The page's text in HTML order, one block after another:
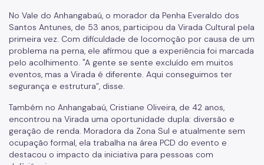
No Vale do Anhangabaú, o morador da Penha Everaldo dos
Santos Antunes, de 53 anos, participou da Virada Cultural pela
primeira vez. Com dificuldade de locomoção por causa de um
problema na perna, ele afirmou que a experiência foi marcada
pelo acolhimento. "A gente se sente excluído em muitos
eventos, mas a Virada é diferente. Aqui conseguimos ter
segurança e estrutura”, disse.
Também no Anhangabaú, Cristiane Oliveira, de 42 anos,
encontrou na Virada uma oportunidade dupla: diversão e
geração de renda. Moradora da Zona Sul e atualmente sem
ocupação formal, ela trabalha na área PCD do evento e
destacou o impacto da iniciativa para pessoas com